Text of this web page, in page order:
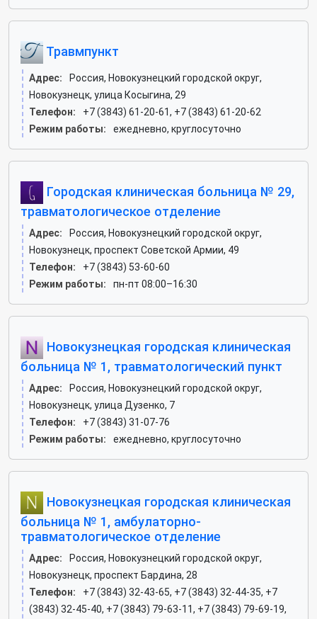
Травмпункт
Адрес:
Россия, Новокузнецкий городской округ,
Новокузнецк, улица Косыгина, 29
Телефон:
+7 (3843) 61-20-61, +7 (3843) 61-20-62
Режим работы:
ежедневно, круглосуточно
Городская клиническая больница № 29,
травматологическое отделение
Адрес:
Россия, Новокузнецкий городской округ,
Новокузнецк, проспект Советской Армии, 49
Телефон:
+7 (3843) 53-60-60
Режим работы:
пн-пт 08:00–16:30
Новокузнецкая городская клиническая
больница № 1, травматологический пункт
Адрес:
Россия, Новокузнецкий городской округ,
Новокузнецк, улица Дузенко, 7
Телефон:
+7 (3843) 31-07-76
Режим работы:
ежедневно, круглосуточно
Новокузнецкая городская клиническая
больница № 1, амбулаторно-
травматологическое отделение
Адрес:
Россия, Новокузнецкий городской округ,
Новокузнецк, проспект Бардина, 28
Телефон:
+7 (3843) 32-43-65, +7 (3843) 32-44-35, +7
(3843) 32-45-40, +7 (3843) 79-63-11, +7 (3843) 79-69-19,